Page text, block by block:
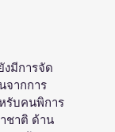
มีการจัด
จากการ
รับคนพิการ
ชาติ ด้าน